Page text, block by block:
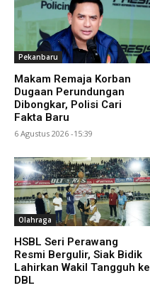
Pekanbaru
Makam Remaja Korban
Dugaan Perundungan
Dibongkar, Polisi Cari
Fakta Baru
6 Agustus 2026 -15:39
Olahraga
HSBL Seri Perawang
Resmi Bergulir, Siak Bidik
Lahirkan Wakil Tangguh ke
DBL